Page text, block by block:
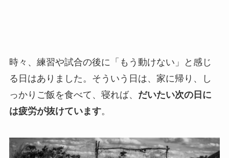
時々、練習や試合の後に「もう動けない」と感じ
る日はありました。そういう日は、家に帰り、し
っかりご飯を食べて、寝れば、 だいたい次の日に
は疲労が抜けています。